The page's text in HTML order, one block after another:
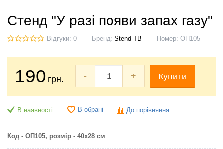
Стенд "У разі появи запах газу"
Відгуки: 0 Бренд: Stend-TB Номер: ОП105
190 грн. - + Купити
В наявності В обрані До порівняння
Код - ОП105, розмір - 40х28 см